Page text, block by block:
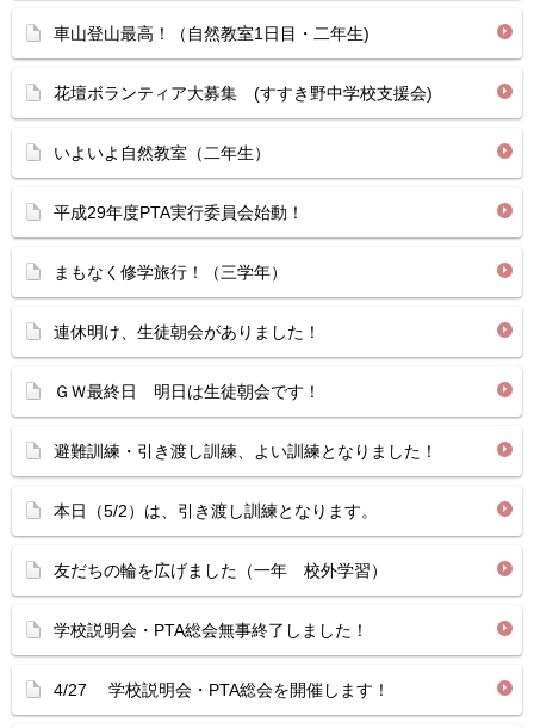
車山登山最高！（自然教室1日目・二年生)
花壇ボランティア大募集 (すすき野中学校支援会)
いよいよ自然教室（二年生）
平成29年度PTA実行委員会始動！
まもなく修学旅行！（三学年）
連休明け、生徒朝会がありました！
ＧＷ最終日 明日は生徒朝会です！
避難訓練・引き渡し訓練、よい訓練となりました！
本日（5/2）は、引き渡し訓練となります。
友だちの輪を広げました（一年 校外学習）
学校説明会・PTA総会無事終了しました！
4/27 学校説明会・PTA総会を開催します！